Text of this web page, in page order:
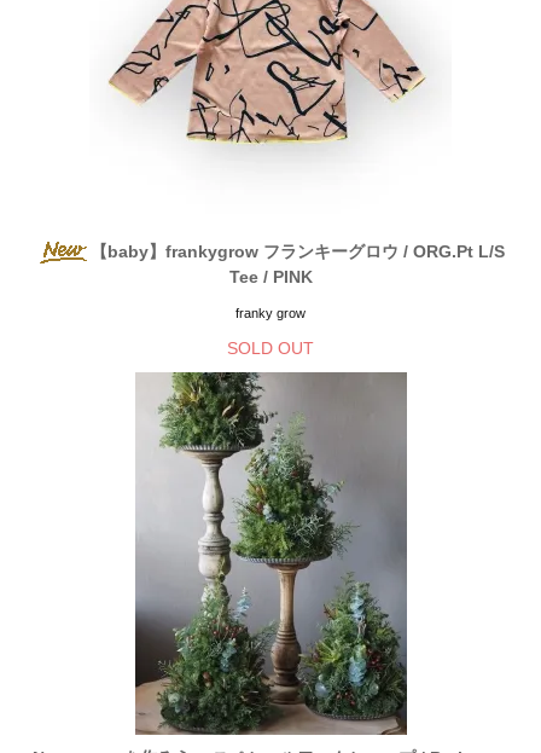
【baby】frankygrow フランキーグロウ / ORG.Pt L/S
Tee / PINK
franky grow
SOLD OUT